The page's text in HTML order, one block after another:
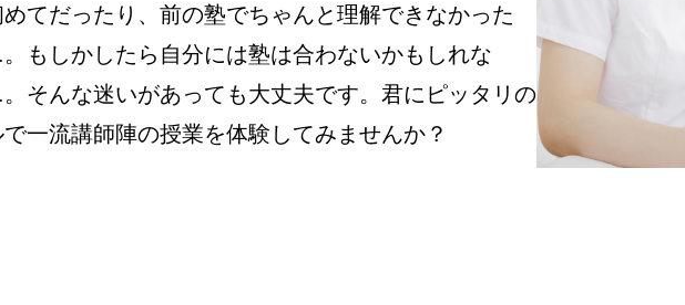
てだったり、前の塾でちゃんと理解できなかった
もしかしたら自分には塾は合わないかもしれな
そんな迷いがあっても大丈夫です。君にピッタリの
で一流講師陣の授業を体験してみませんか？